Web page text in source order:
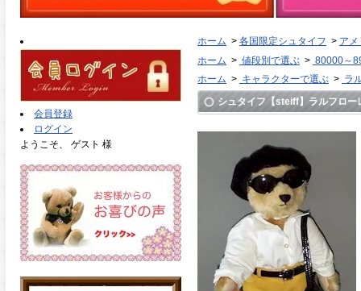
会員登録
ログイン
ようこそ、 ゲスト 様
ホーム > 各国限定シュタイフ > アメ
ホーム > 値段別で選ぶ > 80000～
ホーム > キャラクターで選ぶ > ラ
シュタイフ【steiff】ラルフロ